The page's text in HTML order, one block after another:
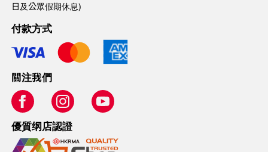
日及公眾假期休息)
付款方式
關注我們
優質纲店認證